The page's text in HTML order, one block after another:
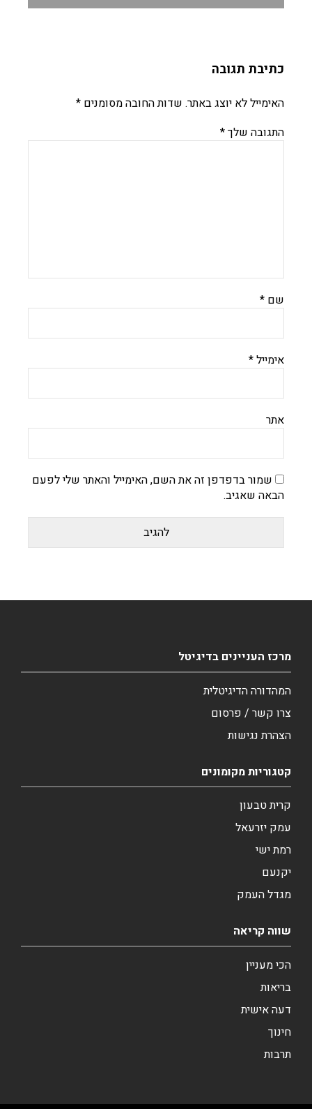
כתיבת תגובה
האימייל לא יוצג באתר. שדות החובה מסומנים *
התגובה שלך*
שם *
אימייל*
אתר
שמור בדפדפן זה את השם, האימייל והאתר שלי לפעם
הבאה שאגיב.
מרכז העניינים בדיגיטל
המהדורה הדיגיטלית
צרו קשר / פרסום
הצהרת נגישות
קטגוריות מקומונים
קרית טבעון
עמק יזרעאל
רמת ישי
יקנעם
מגדל העמק
שווה קריאה
הכי מעניין
בריאות
דעה אישית
חינוך
תרבות